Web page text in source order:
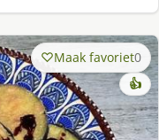
Maak favoriet0
👍